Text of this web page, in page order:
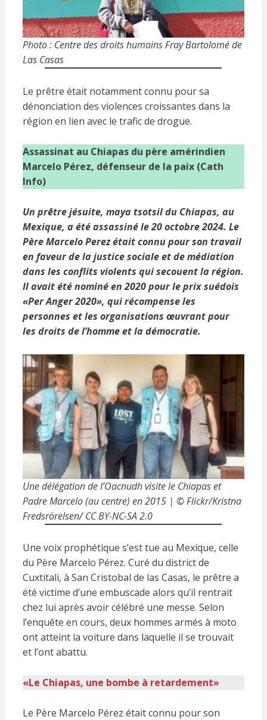
Photo : Centre des droits humains Fray Bartolomé de
Las Casas
Le prêtre était notamment connu pour sa
dénonciation des violences croissantes dans la
région en lien avec le trafic de drogue.
Assassinat au Chiapas du père amérindien
Marcelo Pérez, défenseur de la paix (Cath
Info)
Un prêtre jésuite, maya tsotsil du Chiapas, au
Mexique, a été assassiné le 20 octobre 2024. Le
Père Marcelo Perez était connu pour son travail
en faveur de la justice sociale et de médiation
dans les conflits violents qui secouent la région.
Il avait été nominé en 2020 pour le prix suédois
«Per Anger 2020», qui récompense les
personnes et les organisations œuvrant pour
les droits de l’homme et la démocratie.
Une délégation de l’Oacnudh visite le Chiapas et
Padre Marcelo (au centre) en 2015 | © Flickr/Kristna
Fredsrörelsen/ CC BY-NC-SA 2.0
Une voix prophétique s’est tue au Mexique, celle
du Père Marcelo Pérez. Curé du district de
Cuxtitali, à San Cristobal de las Casas, le prêtre a
été victime d’une embuscade alors qu’il rentrait
chez lui après avoir célébré une messe. Selon
l’enquête en cours, deux hommes armés à moto
ont atteint la voiture dans laquelle il se trouvait
et l’ont abattu.
«Le Chiapas, une bombe à retardement»
Le Père Marcelo Pérez était connu pour son